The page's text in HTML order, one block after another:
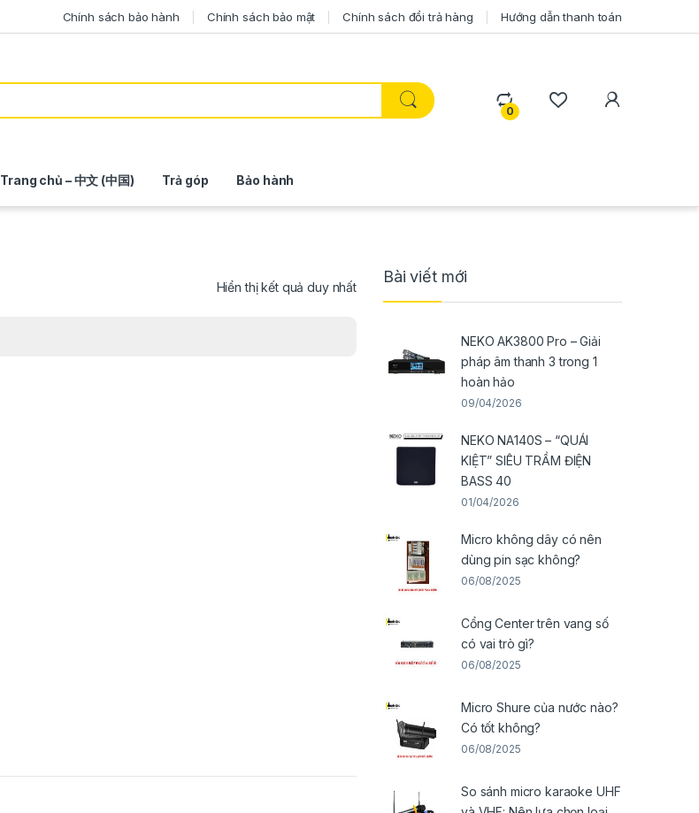
Chính sách bảo hành Chính sách bảo mật Chính sách đổi trả hàng Hướng dẫn thanh toán
0
Trang chủ – 中文 (中国) Trả góp Bảo hành
Hiển thị kết quả duy nhất
Bài viết mới
NEKO AK3800 Pro – Giải
pháp âm thanh 3 trong 1
hoàn hảo
09/04/2026
NEKO NA140S – “QUÁI
KIỆT” SIÊU TRẦM ĐIỆN
BASS 40
01/04/2026
Micro không dây có nên
dùng pin sạc không?
06/08/2025
Cổng Center trên vang số
có vai trò gì?
06/08/2025
Micro Shure của nước nào?
Có tốt không?
06/08/2025
So sánh micro karaoke UHF